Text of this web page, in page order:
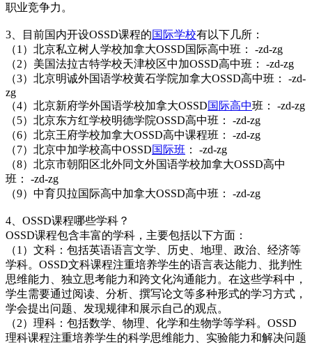
职业竞争力。
3、目前国内开设OSSD课程的国际学校有以下几所：
（1）北京私立树人学校加拿大OSSD国际高中班： -zd-zg
（2）美国法拉古特学校天津校区中加OSSD高中班： -zd-zg
（3）北京明诚外国语学校黄石学院加拿大OSSD高中班： -zd-
zg
（4）北京新府学外国语学校加拿大OSSD国际高中班： -zd-zg
（5）北京东方红学校明德学院OSSD高中班： -zd-zg
（6）北京王府学校加拿大OSSD高中课程班： -zd-zg
（7）北京中加学校高中OSSD国际班 ： -zd-zg
（8）北京市朝阳区北外同文外国语学校加拿大OSSD高中
班： -zd-zg
（9）中育贝拉国际高中加拿大OSSD高中班： -zd-zg
4、OSSD课程哪些学科？
OSSD课程包含丰富的学科，主要包括以下方面：
（1）文科：包括英语语言文学、历史、地理、政治、经济等
学科。OSSD文科课程注重培养学生的语言表达能力、批判性
思维能力、独立思考能力和跨文化沟通能力。在这些学科中，
学生需要通过阅读、分析、撰写论文等多种形式的学习方式，
学会提出问题、发现规律和展示自己的观点。
（2）理科：包括数学、物理、化学和生物学等学科。OSSD
理科课程注重培养学生的科学思维能力、实验能力和解决问题